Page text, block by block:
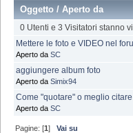
Oggetto /Aperto da
0 Utenti e 3 Visitatori stanno
Mettere le foto e VIDEO nel
Aperto da SC
aggiungere album foto
Aperto da Simix94
Come "quotare" o meglio
Aperto da SC
Pagine: [1]Vai su